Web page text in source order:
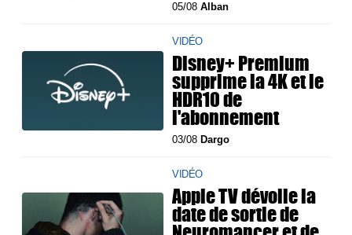
05/08Alban
VIDÉO
Disney+ Premium
supprime la 4K et le
HDR10 de
l'abonnement
03/08 Dargo
VIDÉO
Apple TV dévoile la
date de sortie de